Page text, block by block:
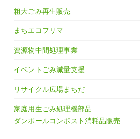
粗大ごみ再生販売
まちエコフリマ
資源物中間処理事業
イベントごみ減量支援
リサイクル広場まちだ
家庭用生ごみ処理機部品
ダンボールコンポスト消耗品販売